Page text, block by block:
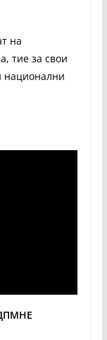
на
тие за свои
национални